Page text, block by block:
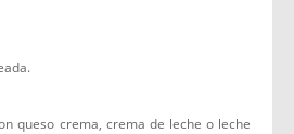
queso crema, crema de leche o leche